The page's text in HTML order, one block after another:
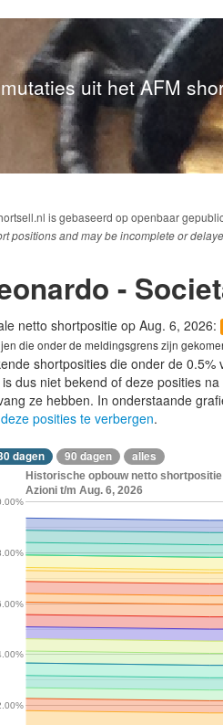
uit het AFM
is gebaseerd op openbaar
positions and may be incomplete or
-
netto shortpositie op Aug. 6, 2026:
die onder de meldingsgrens zijn
shortposities die onder de
is dus niet bekend of deze posities
ze hebben. In onderstaande
posities te verbergen.
dagen 90 dagen alles
Historische opbouw netto
Azioni t/m Aug. 6, 2026